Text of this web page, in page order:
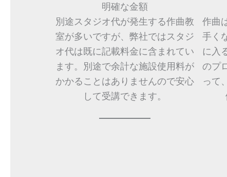
明確な金額
別途スタジオ代が発生する作曲教
室が多いですが、弊社ではスタジ
オ代は既に記載料金に含まれてい
ます。別途で余計な施設使用料が
かかることはありませんので安心
して受講できます。
作曲
手く
に入
のプ
って